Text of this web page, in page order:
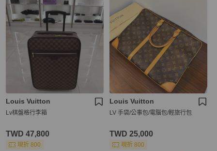
Louis Vuitton
Lv棋盤格行李箱
TWD 47,800
現折 800
Louis Vuitton
LV 手袋/公事包/電腦包/輕旅行包
TWD 25,000
現折 800